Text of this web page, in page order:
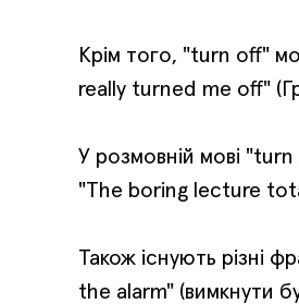
Крім того, "turn off"
really turned me off"
У розмовній мові
"The boring lecture
Також існують різні
the alarm" (вимкнути